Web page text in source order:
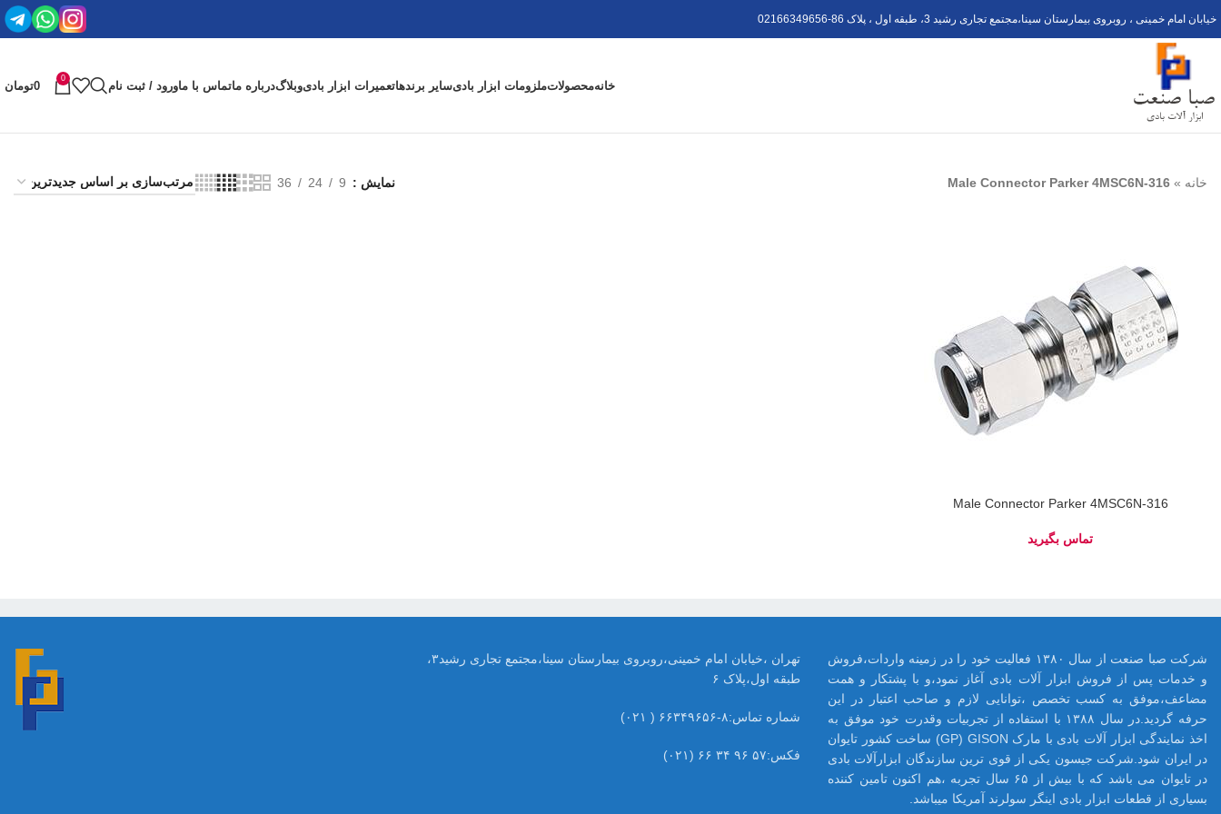
خیابان امام خمینی ، روبروی بیمارستان سینا،مجتمع تجاری رشید 3، طبقه اول ، پلاک 6 02166349656-8
خانهمحصولاتملزومات ابزار بادیسایر برندهاتعمیرات ابزار بادیوبلاگدرباره ماتماس با ماورود / ثبت نام
0
0تومان
خانه »
Male Connector Parker 4MSC6N-316 نمایش 9
24
36
Male Connector Parker 4MSC6N-316
تهران ،خیابان امام خمینی،روبروی بیمارستان سینا،مجتمع تجاری رشید۳،
طبقه اول،پلاک ۶
شماره تماس:۸-۶۶۳۴۹۶۵۶ ( ۰۲۱)
فکس:۵۷ ۹۶ ۳۴ ۶۶ (۰۲۱)
شرکت صبا صنعت از سال ۱۳۸۰ فعالیت خود را در زمینه واردات،فروش
و خدمات پس از فروش ابزار آلات بادی آغاز نمود،و با پشتکار و همت
مضاعف،موفق به کسب تخصص ،توانایی لازم و صاحب اعتبار در این
حرفه گردید.در سال ۱۳۸۸ با استفاده از تجربیات وقدرت خود موفق به
اخذ نمایندگی ابزار آلات بادی با مارک GP) GISON) ساخت کشور تایوان
در ایران شود.شرکت جیسون یکی از قوی ترین سازندگان ابزارآلات بادی
در تایوان می باشد که با بیش از ۶۵ سال تجربه ،هم اکنون تامین کننده
بسیاری از قطعات ابزار بادی اینگر سولرند آمریکا میباشد.